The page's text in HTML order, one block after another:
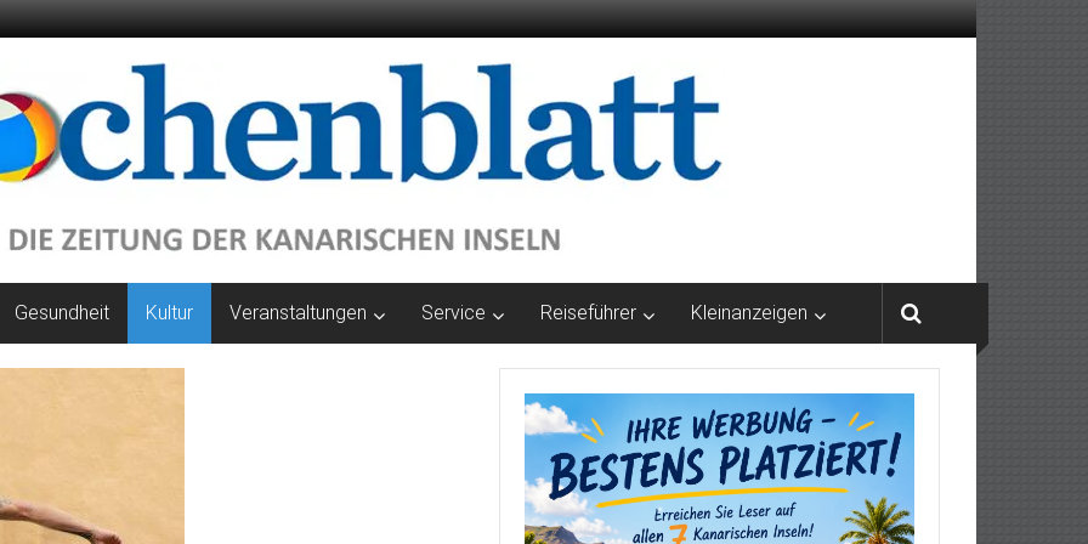
Gesundheit Kultur Veranstaltungen Service Reiseführer Kleinanzeigen